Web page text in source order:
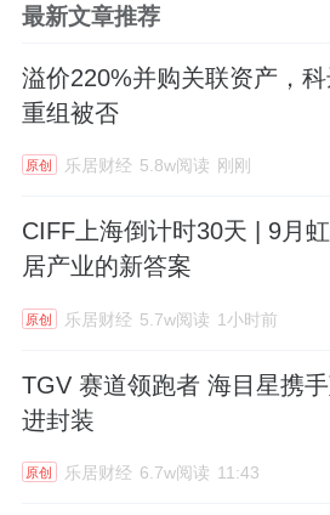
最新文章推荐
溢价220%并购关联资产，
重组被否
原创 乐居财经 5.8w阅读 刚刚
CIFF上海倒计时30天 | 9月
居产业的新答案
原创 乐居财经 5.7w阅读 1小时前
TGV 赛道领跑者 海目星携
进封装
原创 乐居财经 6.7w阅读 11:43